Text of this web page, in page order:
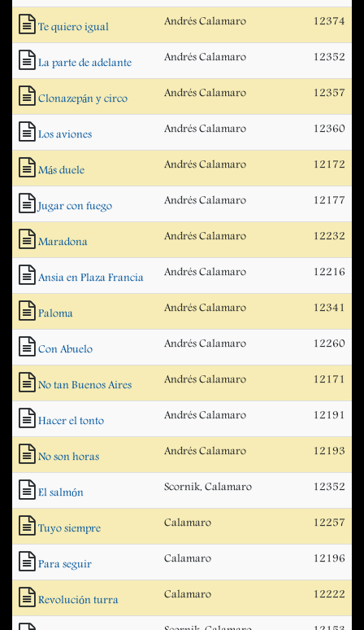
Te quiero igual Andrés Calamaro 12374
La parte de adelante Andrés Calamaro 12352
Clonazepán y circo Andrés Calamaro 12357
Los aviones Andrés Calamaro 12360
Más duele Andrés Calamaro 12172
Jugar con fuego Andrés Calamaro 12177
Maradona Andrés Calamaro 12232
Ansia en Plaza Francia Andrés Calamaro 12216
Paloma Andrés Calamaro 12341
Con Abuelo Andrés Calamaro 12260
No tan Buenos Aires Andrés Calamaro 12171
Hacer el tonto Andrés Calamaro 12191
No son horas Andrés Calamaro 12193
El salmón Scornik, Calamaro 12352
Tuyo siempre Calamaro 12257
Para seguir Calamaro 12196
Revolución turra Calamaro 12222